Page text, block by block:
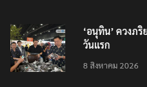
‘อนุทิน’ ควงภ
วันแรก
8 สิงหาคม 2026